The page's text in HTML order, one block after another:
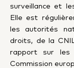
surveillance et
Elle est
les autorités
droits, de la
rapport sur les
Commission